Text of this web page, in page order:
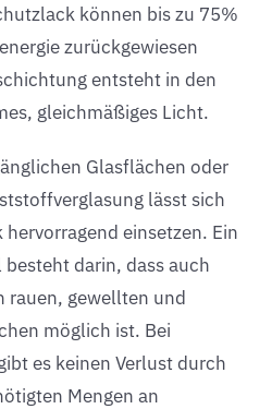
können bis zu 75%
zurückgewiesen
entsteht in den
gleichmäßiges Licht.
Glasflächen oder
lässt sich
einsetzen. Ein
darin, dass auch
rauen, gewellten und
möglich ist. Bei
es keinen Verlust durch
Mengen an